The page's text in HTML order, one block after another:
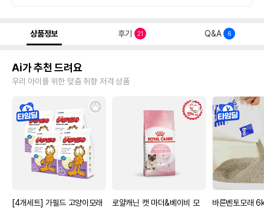
상품정보 후기 21 Q&A 6
Ai가 추천 드려요
우리 아이를 위한 맞춤 취향 저격 상품
[4개세트] 가필드 고양이모래
로얄캐닌 캣 마더&베이비 모
바른벤토모래